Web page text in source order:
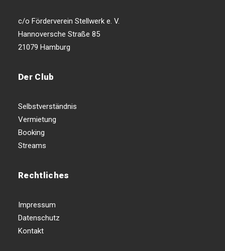
c/o Förderverein Stellwerk e. V.
Hannoversche Straße 85
21079 Hamburg
Der Club
Selbstverständnis
Vermietung
Booking
Streams
Rechtliches
Impressum
Datenschutz
Kontakt